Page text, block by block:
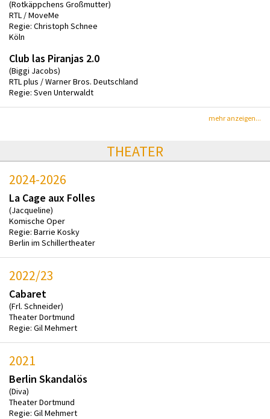
(Rotkäppchens Großmutter)
RTL / MoveMe
Regie: Christoph Schnee
Köln
Club las Piranjas 2.0
(Biggi Jacobs)
RTL plus / Warner Bros. Deutschland
Regie: Sven Unterwaldt
mehr anzeigen...
THEATER
2024-2026
La Cage aux Folles
(Jacqueline)
Komische Oper
Regie: Barrie Kosky
Berlin im Schillertheater
2022/23
Cabaret
(Frl. Schneider)
Theater Dortmund
Regie: Gil Mehmert
2021
Berlin Skandalös
(Diva)
Theater Dortmund
Regie: Gil Mehmert